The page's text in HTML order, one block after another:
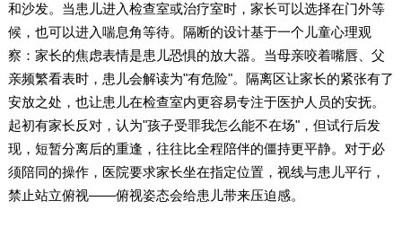
和沙发。当患儿进入检查室或治疗室时，家长可以选择在门外等
候，也可以进入喘息角等待。隔断的设计基于一个儿童心理观
察：家长的焦虑表情是患儿恐惧的放大器。当母亲咬着嘴唇、父
亲频繁看表时，患儿会解读为"有危险"。隔离区让家长的紧张有了
安放之处，也让患儿在检查室内更容易专注于医护人员的安抚。
起初有家长反对，认为"孩子受罪我怎么能不在场"，但试行后发
现，短暂分离后的重逢，往往比全程陪伴的僵持更平静。对于必
须陪同的操作，医院要求家长坐在指定位置，视线与患儿平行，
禁止站立俯视——俯视姿态会给患儿带来压迫感。